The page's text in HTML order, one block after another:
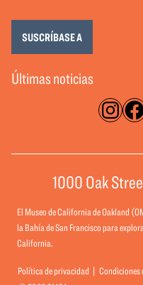
Últimas noticias
SUSCRÍBASE A
1000 Oak
El Museo de California de Oakland
la Bahía de San Francisco para
California.
Política de privacidad Condiciones